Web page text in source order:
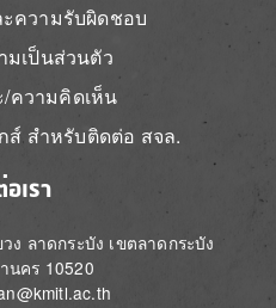
ความรับผิดชอบ
มเป็นส่วนตัว
ความคิดเห็น
ส์ สำหรับติดต่อ สจล.
เรา
ง ลาดกระบัง เขตลาดกระบัง
นคร 10520